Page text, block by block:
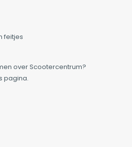
feitjes
over Scootercentrum?
pagina.